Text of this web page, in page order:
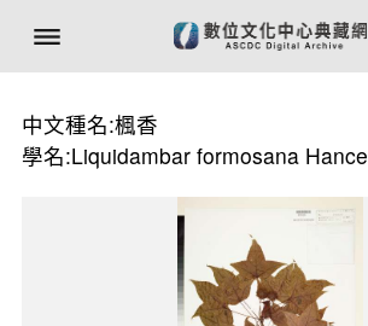
中文種名:楓香
學名:Liquidambar formosana Hance